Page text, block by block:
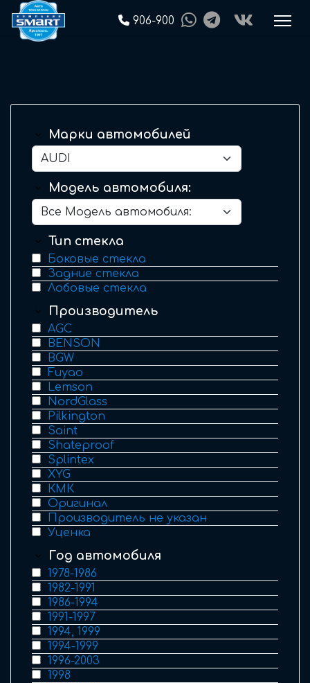
906-900
Марки автомобилей
Модель автомобиля:
Тип стекла
Боковые стекла
Задние стекла
Лобовые стекла
Производитель
AGC
BENSON
BGW
Fuyao
Lemson
NordGlass
Pilkington
Saint
Shateproof
Splintex
XYG
КМК
Оригинал
Производитель не указан
Уценка
Год автомобиля
1978-1986
1982-1991
1986-1994
1991-1997
1994, 1999
1994-1999
1996-2003
1998